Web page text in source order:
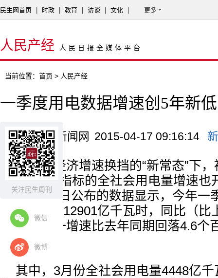
关注民生周刊
微信
微博
民生网首页 时政 教育 访谈 文化 更多
人民产经 人民日报全媒体平台
当前位置： 首页 > 人民产经
一季度用电数据增速创5年新低
来源：澎湃新闻网 2015-04-17 09:16:14
在宏观经济增速换挡的“新常态”下
“冷暖”重要指标的全社会用电量增速
源局4月16日公布的数据显示，今年一
用电量累计12901亿千瓦时，同比（比
0.8%。这一增速比去年同期回落4.6个
5年来新低。
其中，3月份全社会用电量4448亿